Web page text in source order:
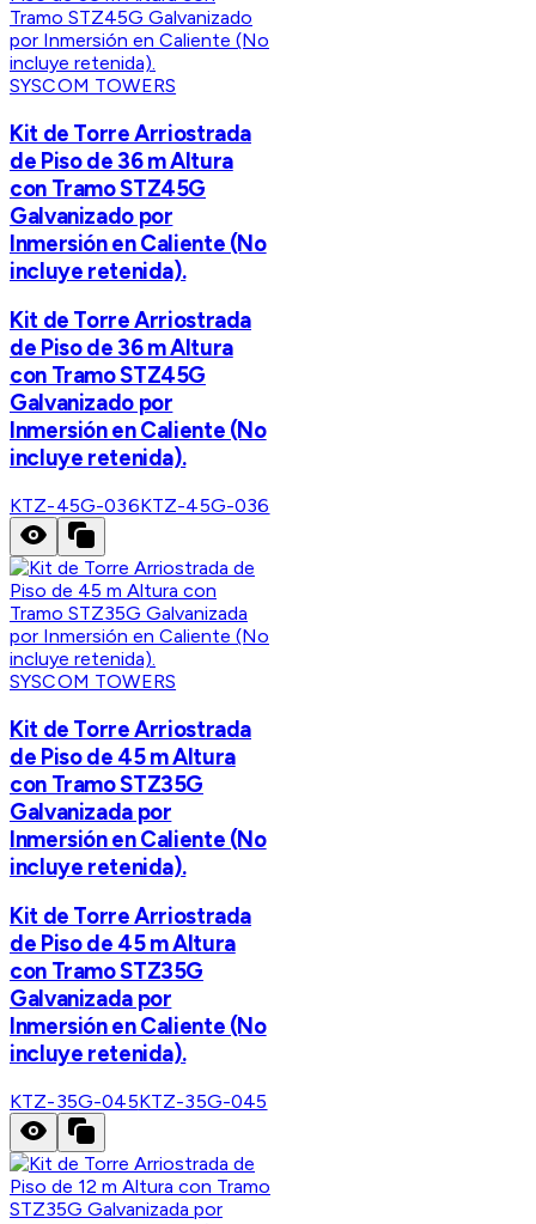
SYSCOM TOWERS
Kit de Torre Arriostrada
de Piso de 36 m Altura
con Tramo STZ45G
Galvanizado por
Inmersión en Caliente (No
incluye retenida).
Kit de Torre Arriostrada
de Piso de 36 m Altura
con Tramo STZ45G
Galvanizado por
Inmersión en Caliente (No
incluye retenida).
KTZ-45G-036KTZ-45G-036
SYSCOM TOWERS
Kit de Torre Arriostrada
de Piso de 45 m Altura
con Tramo STZ35G
Galvanizada por
Inmersión en Caliente (No
incluye retenida).
Kit de Torre Arriostrada
de Piso de 45 m Altura
con Tramo STZ35G
Galvanizada por
Inmersión en Caliente (No
incluye retenida).
KTZ-35G-045KTZ-35G-045